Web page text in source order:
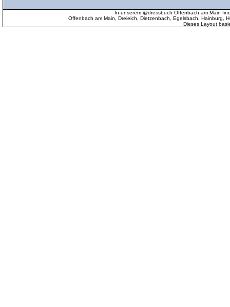
In unserem @dressbuch Offenbach am Main
Offenbach am Main, Dreieich, Dietzenbach, Egelsbach, Hainburg,
Dieses Layout